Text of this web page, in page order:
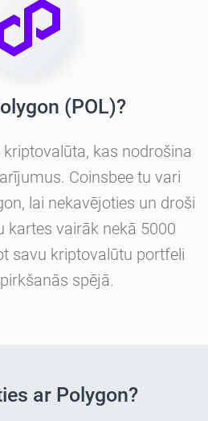
(POL)?
kas nodrošina
Coinsbee tu vari
lai nekavējoties un droši
kartes vairāk nekā 5000
savu kriptovalūtu portfeli
spējā.
ar Polygon?